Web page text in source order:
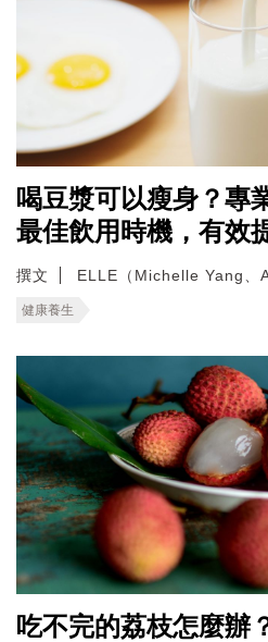
喝豆漿可以瘦身？專
最佳飲用時機，有效
撰文 ELLE（Michelle Yang、
健康養生
吃不完的荔枝怎麼辦